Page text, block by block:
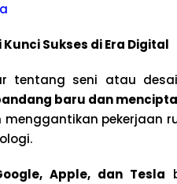
Sukses di Era Digital
tentang seni atau
baru dan
pekerjaan
Apple, dan Tesla